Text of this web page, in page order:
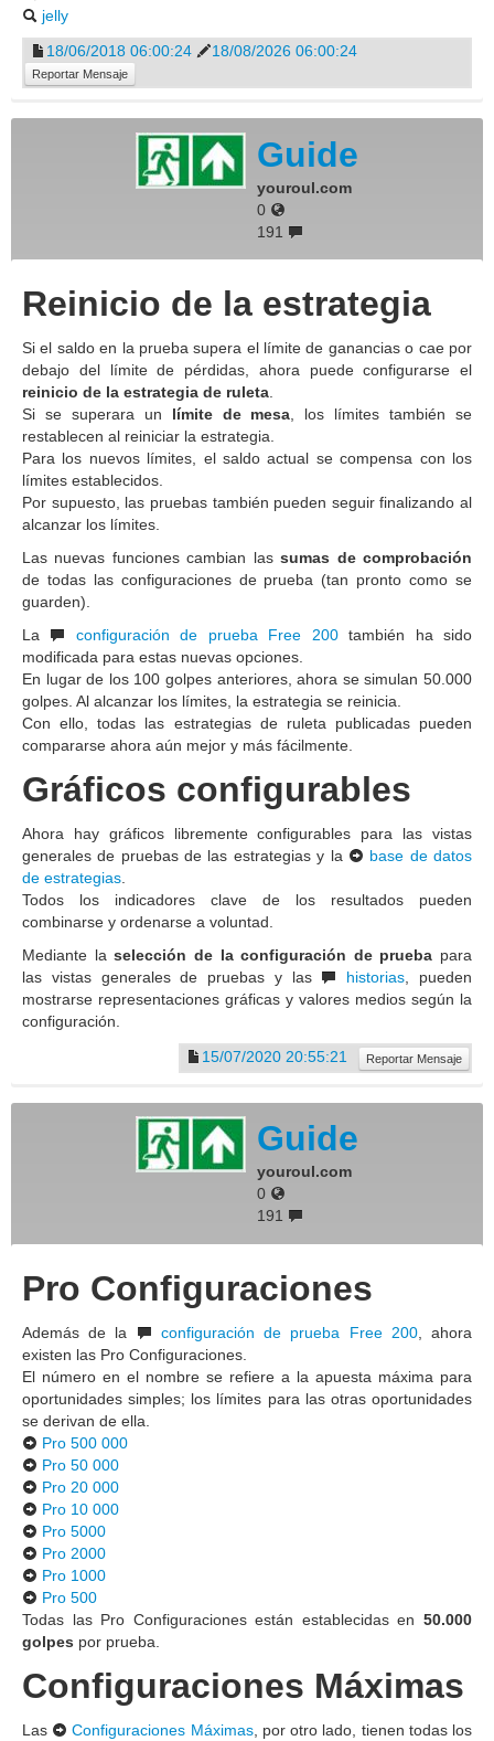
jelly
18/06/2018 06:00:24
18/08/2026 06:00:24
Reportar Mensaje
Guide
youroul.com
0
191
Reinicio de la estrategia
Si el saldo en la prueba supera el límite de ganancias o cae por
debajo del límite de pérdidas, ahora puede configurarse el
reinicio de la estrategia de ruleta.
Si se superara un límite de mesa, los límites también se
restablecen al reiniciar la estrategia.
Para los nuevos límites, el saldo actual se compensa con los
límites establecidos.
Por supuesto, las pruebas también pueden seguir finalizando al
alcanzar los límites.
Las nuevas funciones cambian lassumas de comprobación
de todas las configuraciones de prueba (tan pronto como se
guarden).
La
configuración de prueba Free 200también ha sido
modificada para estas nuevas opciones.
En lugar de los 100 golpes anteriores, ahora se simulan 50.000
golpes. Al alcanzar los límites, la estrategia se reinicia.
Con ello, todas las estrategias de ruleta publicadas pueden
compararse ahora aún mejor y más fácilmente.
Gráficos configurables
Ahora hay gráficos libremente configurables para las vistas
generales de pruebas de las estrategias y la
base de datos
de estrategias.
Todos los indicadores clave de los resultados pueden
combinarse y ordenarse a voluntad.
Mediante laselección de la configuración de prueba para
las vistas generales de pruebas y las
historias, pueden
mostrarse representaciones gráficas y valores medios según la
configuración.
15/07/2020 20:55:21
Reportar Mensaje
Guide
youroul.com
0
191
Pro Configuraciones
Además de la configuración de prueba Free 200, ahora
existen las Pro Configuraciones.
El número en el nombre se refiere a la apuesta máxima para
oportunidades simples; los límites para las otras oportunidades
se derivan de ella.
Pro 500 000
Pro 50 000
Pro 20 000
Pro 10 000
Pro 5000
Pro 2000
Pro 1000
Pro 500
Todas las Pro Configuraciones están establecidas en 50.000
golpes por prueba.
Configuraciones Máximas
Las Configuraciones Máximas, por otro lado, tienen todas los